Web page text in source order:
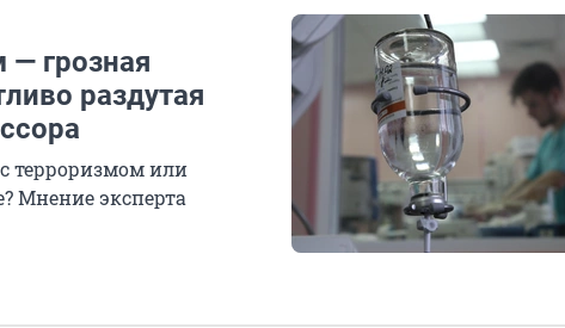
— грозная
раздутая
терроризмом или
Мнение эксперта